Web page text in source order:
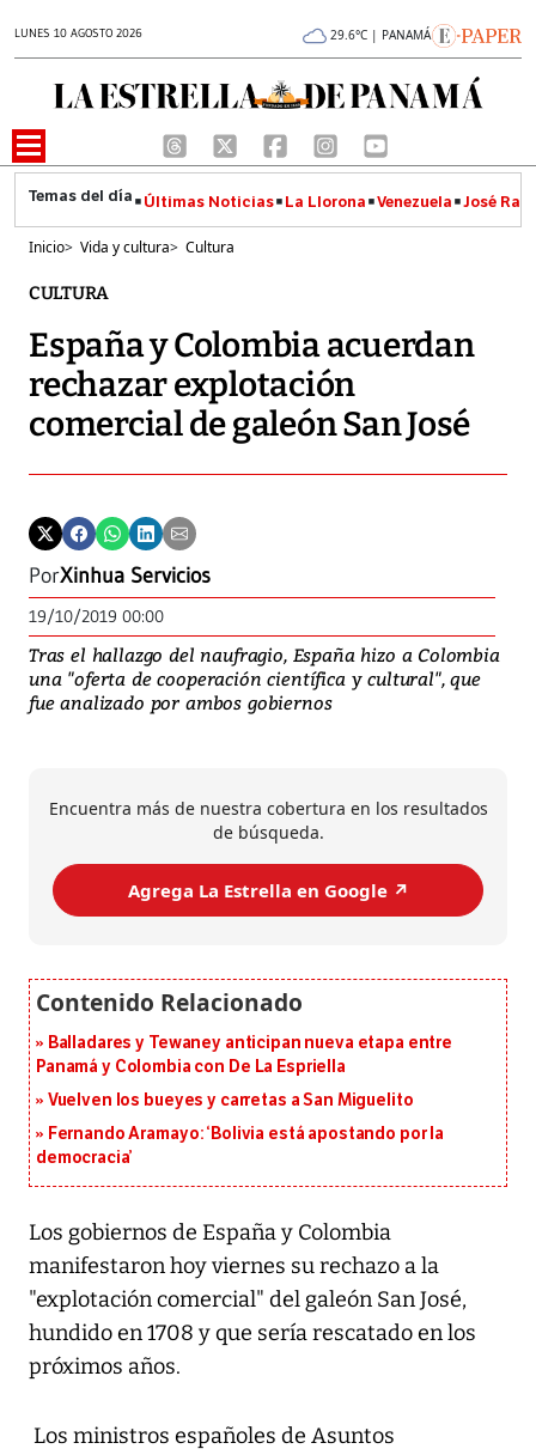
LUNES 10 AGOSTO 2026 29.6°C | PANAMÁ
Últimas Noticias La Llorona Venezuela José
Inicio> Vida y cultura> Cultura
CULTURA
España y Colombia acuerdan
rechazar explotación
comercial de galeón San José
PorXinhua Servicios
19/10/2019 00:00
Tras el hallazgo del naufragio, España hizo a Colombia
una "oferta de cooperación científica y cultural", que
fue analizado por ambos gobiernos
Encuentra más de nuestra cobertura en los resultados
de búsqueda.
Agrega La Estrella en Google ↗️
Balladares y Tewaney anticipan nueva etapa entre
Panamá y Colombia con De La Espriella
Vuelven los bueyes y carretas a San Miguelito
Fernando Aramayo: ‘Bolivia está apostando por la
democracia’
Los gobiernos de España y Colombia
manifestaron hoy viernes su rechazo a la
"explotación comercial" del galeón San José,
hundido en 1708 y que sería rescatado en los
próximos años.
Los ministros españoles de Asuntos